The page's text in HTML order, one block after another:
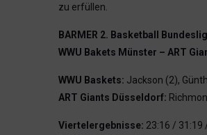
zu erfüllen.
BARMER 2. Basketball
WWU Bakets Münster – ART
WWU Baskets: Jackson (2),
ART Giants Düsseldorf:
Viertelergebnisse: 23:16 / 31:19